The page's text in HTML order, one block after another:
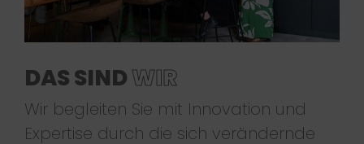
DAS SINDWIR
Wir begleiten Sie mit Innovation und
Expertise durch die sich verändernde